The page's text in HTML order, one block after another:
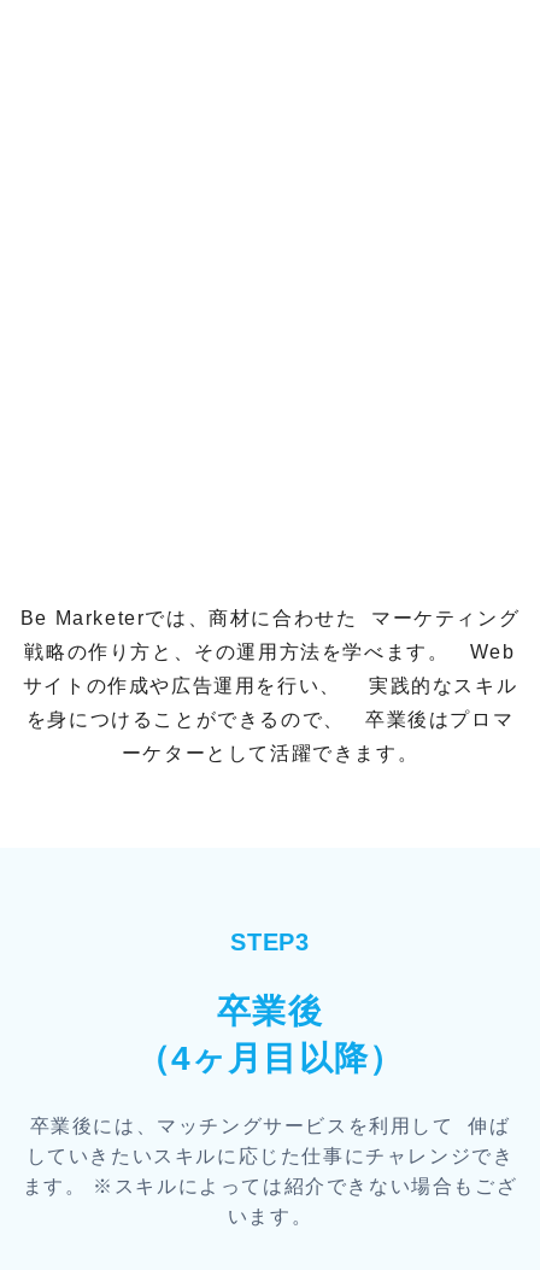
Be Marketerでは、商材に合わせた マーケティング
戦略の作り方と、その運用方法を学べます。
Web
サイトの作成や広告運用を行い、
実践的なスキル
を身につけることができるので、
卒業後はプロマ
ーケターとして活躍できます。
STEP3
卒業後
（4ヶ月目以降）
卒業後には、マッチングサービスを利用して 伸ば
していきたいスキルに応じた仕事にチャレンジでき
ます。 ※スキルによっては紹介できない場合もござ
います。